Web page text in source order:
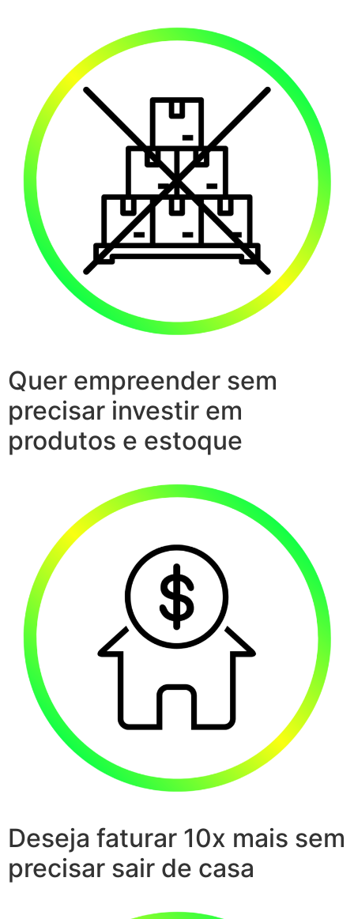
Quer empreender sem
precisar investir em
produtos e estoque
Deseja faturar 10x mais sem
precisar sair de casa